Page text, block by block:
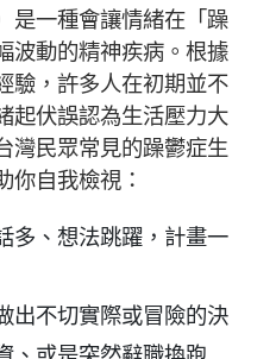
是一種會讓情緒在「躁
波動的精神疾病。根據
驗，許多人在初期並不
起伏誤認為生活壓力大
灣民眾常見的躁鬱症生
你自我檢視：
多、想法跳躍，計畫一
出不切實際或冒險的決